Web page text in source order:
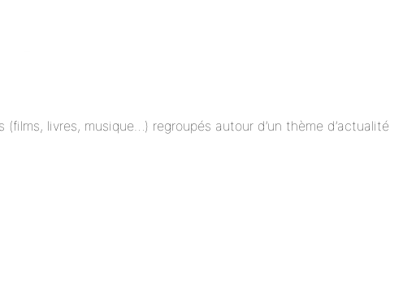
livres, musique…) regroupés autour d’un thème d’actualité